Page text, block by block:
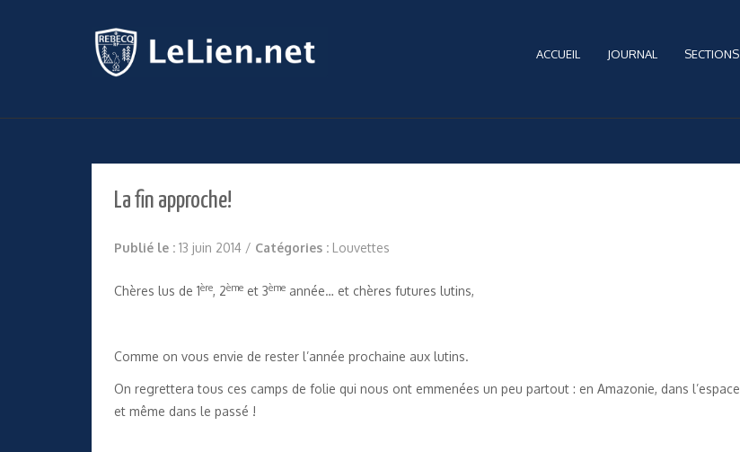
ACCUEIL JOURNAL SECTIONS
La fin approche!
Publié le : 13 juin 2014 / Catégories : Louvettes
Chères lus de 1ère, 2ème et 3ème année… et chères futures lutins,
Comme on vous envie de rester l’année prochaine aux lutins.
On regrettera tous ces camps de folie qui nous ont emmenées un peu partout : en Amazonie, dans l’espace
et même dans le passé !